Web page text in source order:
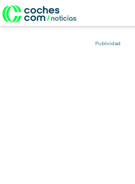
Publicidad